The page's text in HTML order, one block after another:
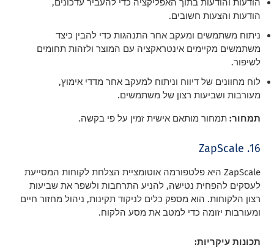
הודעות והצעות חשובים.
ניתוח משתמשים ומעקב אחר התנהגות כדי להבין כיצד
משתמשים מקיימים אינטראקציה עם המוצר ולזהות תחומים
לשיפור.
לוח מחוונים של דיווח וניתוח למעקב אחר מדדי אימוץ,
מעורבות ושביעות רצון של משתמשים.
תמחור: תמחור מותאם אישית זמין על פי בקשה.
16. ZapScale
ZapScale היא פלטפורמה אוטומציית הצלחת לקוחות המסייעת
לעסקים להפחית נטישה, להניע התרחבות ולשפר את שביעות
רצון הלקוחות. הוא מספק כלים לניקוד תקינות, ניהול מחזור חיים
ומעורבות יזומה כדי למטב את מסע הלקוח.
תכונות עיקריות: